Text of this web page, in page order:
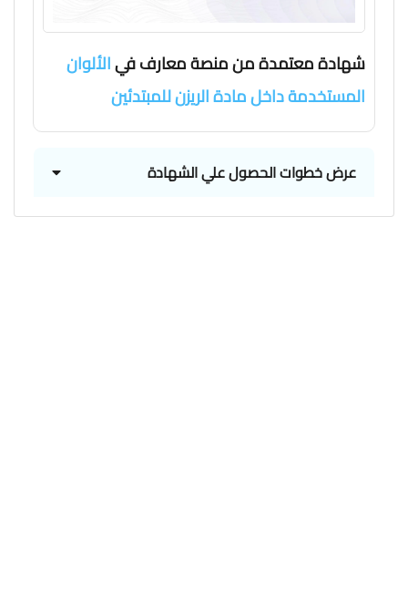
شهادة معتمدة من منصة معارف فيالألوان
المستخدمة داخل مادة الريزن للمبتدئين
عرض خطوات الحصول علي الشهادة